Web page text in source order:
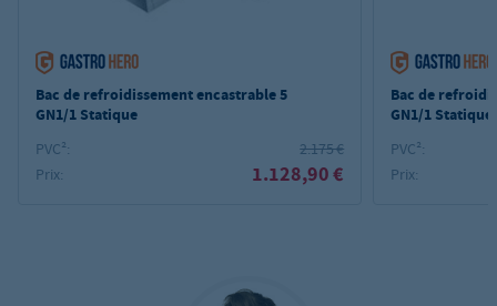
Bac de refroidissement encastrable 5
GN1/1 Statique
PVC²:
2.175 €
Prix:
1.128,90 €
Bac de
GN1/1 Statique
PVC²:
Prix: